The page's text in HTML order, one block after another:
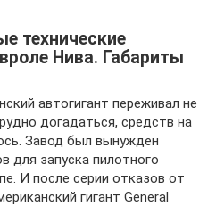
технические
Нива. Габариты
автогигант переживал не
догадаться, средств на
Завод был вынужден
для запуска пилотного
И после серии отказов от
гигант General